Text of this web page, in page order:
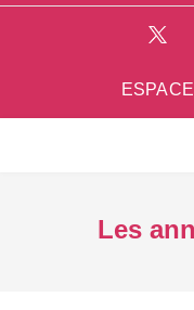
Les